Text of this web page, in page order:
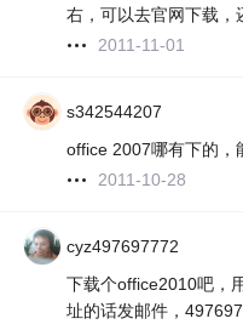
右，可以去官网下载，
2011-11-01
s342544207
office 2007哪有下的，
2011-10-28
cyz497697772
下载个office2010吧，
址的话发邮件，